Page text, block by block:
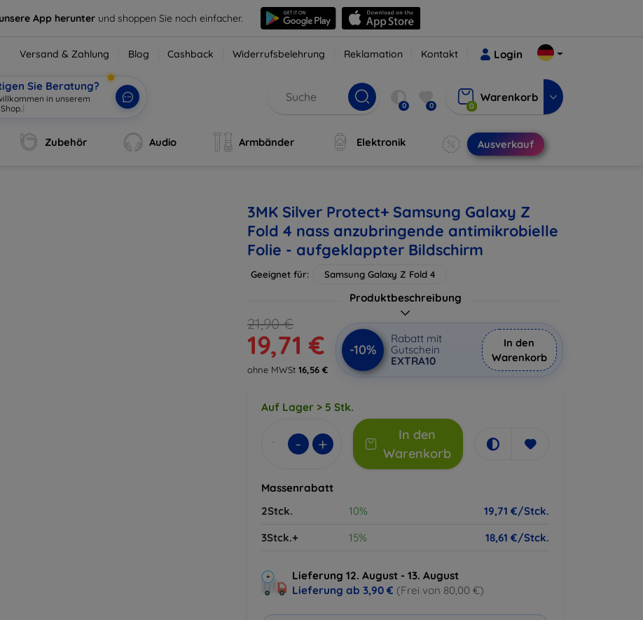
App herunter und shoppen Sie noch einfacher.
Versand & Zahlung Blog Cashback Widerrufsbelehrung Reklamation Kontakt Login
Sie Beratung?
0 0 0
Warenkorb
Zubehör Audio Armbänder Elektronik Ausverkauf
3MK Silver Protect+ Samsung Galaxy Z
Fold 4 nass anzubringende antimikrobielle
Folie - aufgeklappter Bildschirm
Geeignet für: Samsung Galaxy Z Fold 4
Produktbeschreibung
21,90 €
19,71 €
ohne MWSt 16,56 €
-10%
Rabatt mit
Gutschein
EXTRA10
In den
Warenkorb
Auf Lager > 5 Stk.
- +
In den
Warenkorb
Massenrabatt
2Stck.
10%
19,71 €/Stck.
3Stck.+
15% 18,61 €/Stck.
Lieferung 12. August - 13. August
Lieferung ab 3,90 € (Frei von 80,00 €)